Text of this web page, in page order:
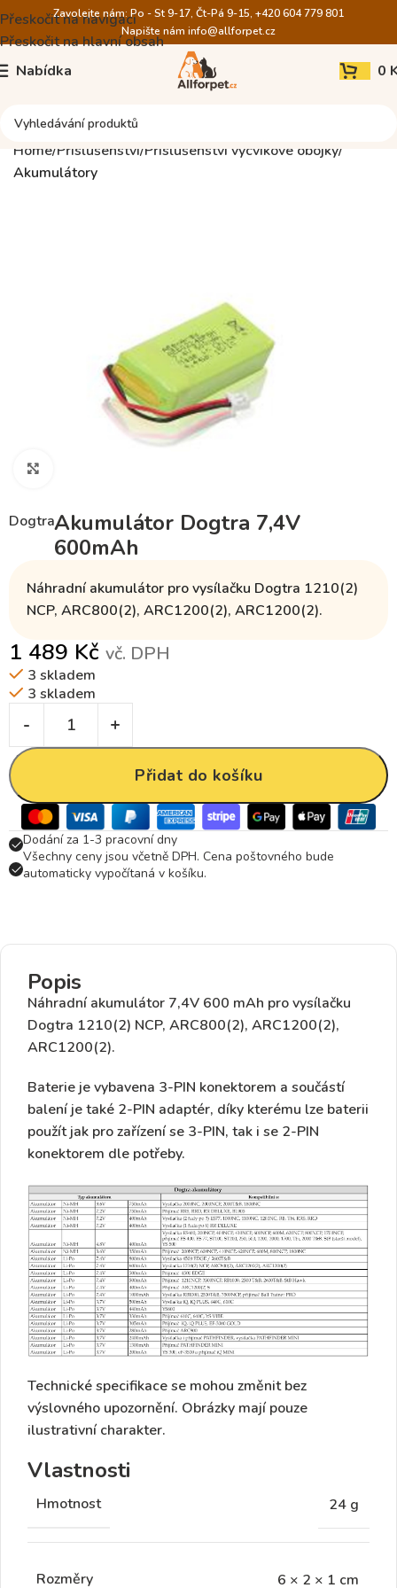
Přeskočit na navigaci
Přeskočit na hlavní obsah
Zavolejte nám: Po - St 9-17, Čt-Pá 9-15, +420 604 779 801
Napište nám info@allforpet.cz
Nabídka 0
Home Příslušenství Příslušenství výcvikové obojky
Akumulátory
DogtraAkumulátor Dogtra 7,4V
600mAh
Náhradní akumulátor pro vysílačku Dogtra 1210(2)
NCP, ARC800(2), ARC1200(2), ARC1200(2).
1 489 Kč vč. DPH
3 skladem
3 skladem
Přidat do košíku
Dodání za 1-3 pracovní dny
Všechny ceny jsou včetně DPH. Cena poštovného bude
automaticky vypočítaná v košíku.
Popis
Náhradní akumulátor 7,4V 600 mAh pro vysílačku
Dogtra 1210(2) NCP, ARC800(2), ARC1200(2),
ARC1200(2).
Baterie je vybavena 3-PIN konektorem a součástí
balení je také 2-PIN adaptér, díky kterému lze baterii
použít jak pro zařízení se 3-PIN, tak i se 2-PIN
konektorem dle potřeby.
Technické specifikace se mohou změnit bez
výslovného upozornění. Obrázky mají pouze
ilustrativní charakter.
Vlastnosti
Hmotnost 24 g
Rozměry 6 × 2 × 1 cm